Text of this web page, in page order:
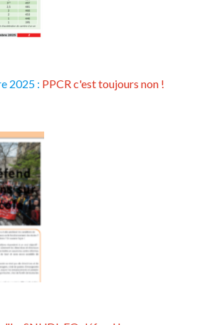
2025 : PPCR c'est toujours non !